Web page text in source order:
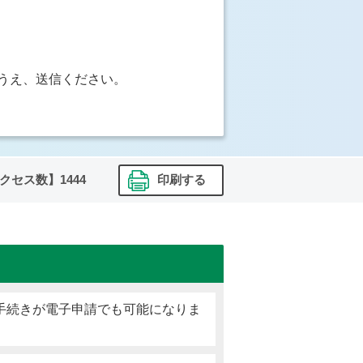
、送信ください。
セス数】 1444 印刷する
きが電子申請でも可能になりま